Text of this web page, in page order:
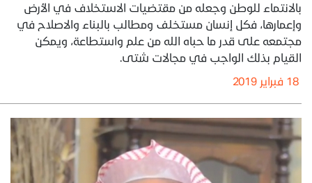
بالانتماء للوطن وجعله من مقتضيات الاستخلاف في الأرض
وإعمارها، فكل إنسان مستخلف ومطالب بالبناء والاصلاح في
مجتمعه على قدر ما حباه الله من علم واستطاعة، ويمكن
القيام بذلك الواجب في مجالات شتى.